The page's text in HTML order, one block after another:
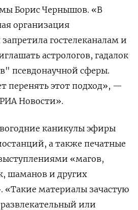
Борис Чернышов. «В
организация
гостелеканалам и
астрологов, гадалок
псевдонаучной сферы.
перенять этот подход», —
Новости».
каникулы эфиры
а также печатные
«магов,
шаманов и других
«Такие материалы зачастую
или